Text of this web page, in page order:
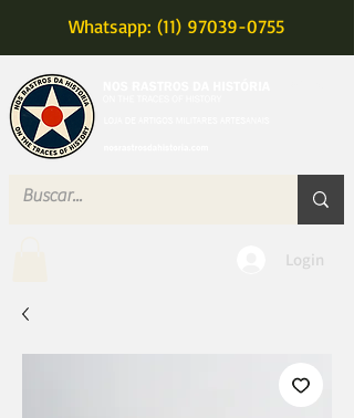
Whatsapp: (11) 97039-0755
Login